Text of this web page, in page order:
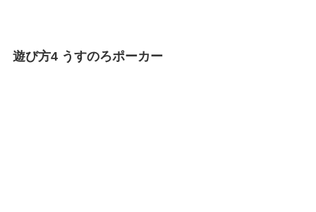
遊び方4 うすのろポーカー